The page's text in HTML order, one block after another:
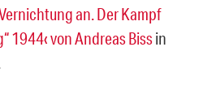
an. Der Kampf
1944‹ von Andreas Bissin